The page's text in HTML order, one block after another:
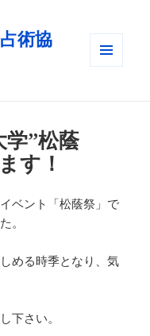
術協
”松蔭
す！
ベント「松蔭祭」で
。
める時季となり、気
下さい。